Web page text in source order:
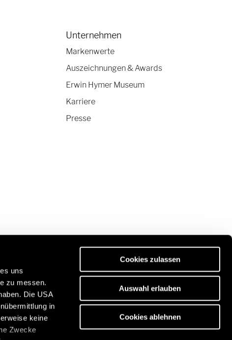
uns
zu messen.
Die USA
in
keine
Zwecke
Cookies zulassen
Auswahl erlauben
Cookies ablehnen
Unternehmen
Markenwerte
Auszeichnungen & Awards
Erwin Hymer Museum
Karriere
Presse
ch/de
Entdecken Sie unser Reiseportal:
https://www.freeontour.com/